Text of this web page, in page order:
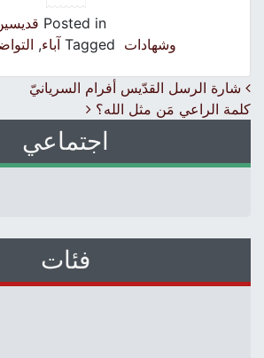
Posted in قديسين
وشهادات Tagged آباء,التواضع
Post navigation
شارة الرسل القدّيس أفرام السريانيّ
كلمة الراعي مَن مثل الله؟
اجتماعي
فئات